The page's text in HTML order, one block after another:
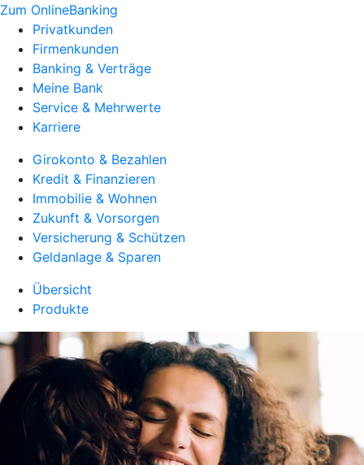
Zum OnlineBanking
Privatkunden
Firmenkunden
Banking & Verträge
Meine Bank
Service & Mehrwerte
Karriere
Girokonto & Bezahlen
Kredit & Finanzieren
Immobilie & Wohnen
Zukunft & Vorsorgen
Versicherung & Schützen
Geldanlage & Sparen
Übersicht
Produkte